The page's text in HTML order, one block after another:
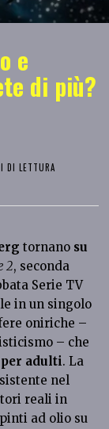
e
di più?
DI LETTURA
tornano su
2, seconda
Serie TV
in un singolo
oniriche –
– che
adulti. La
nel
reali in
ad olio su